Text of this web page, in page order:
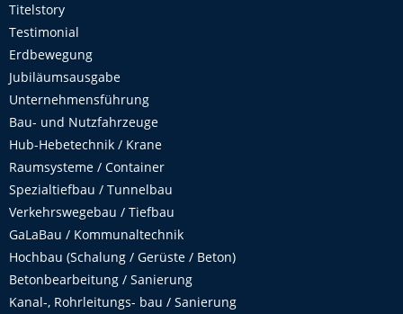
Titelstory
Testimonial
Erdbewegung
Jubiläumsausgabe
Unternehmensführung
Bau- und Nutzfahrzeuge
Hub-Hebetechnik / Krane
Raumsysteme / Container
Spezialtiefbau / Tunnelbau
Verkehrswegebau / Tiefbau
GaLaBau / Kommunaltechnik
Hochbau (Schalung / Gerüste / Beton)
Betonbearbeitung / Sanierung
Kanal-, Rohrleitungs- bau / Sanierung